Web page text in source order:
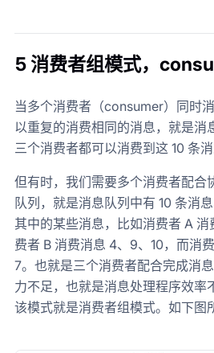
5 消费者组模式，
当多个消费者（consumer）同时
以重复的消费相同的消息，就是消
三个消费者都可以消费到这 10 条消
但有时，我们需要多个消费者配合
队列，就是消息队列中有 10 条消
其中的某些消息，比如消费者 A
费者 B 消费消息 4、9、10，而消
7。也就是三个消费者配合完成消
力不足，也就是消息处理程序效率
该模式就是消费者组模式。如下图